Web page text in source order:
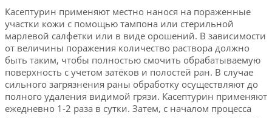
Касептурин применяют местно нанося на пораженные
участки кожи с помощью тампона или стерильной
марлевой салфетки или в виде орошений. В зависимости
от величины поражения количество раствора должно
быть таким, чтобы полностью смочить обрабатываемую
поверхность с учетом затёков и полостей ран. В случае
сильного загрязнения раны обработку осуществляют до
полного удаления видимой грязи. Касептурин применяют
ежедневно 1-2 раза в сутки. Затем, с началом процесса